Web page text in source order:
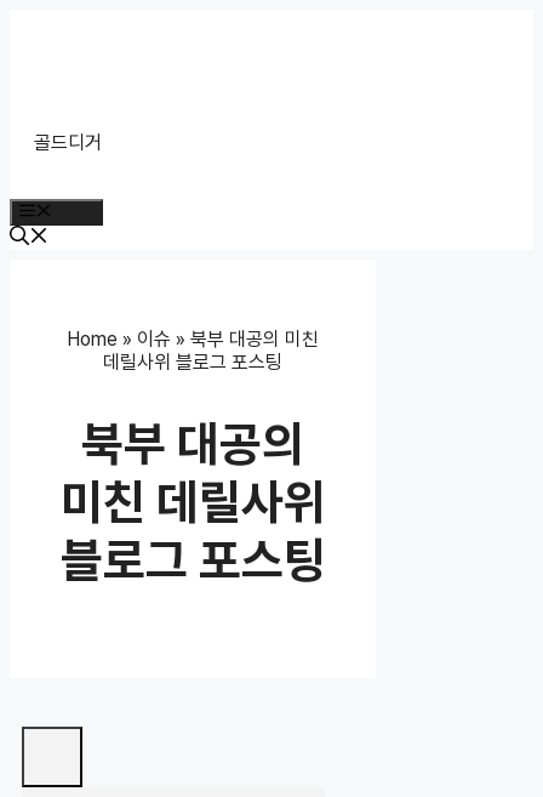
골드디거
Home » 이슈 »북부 대공의 미친
데릴사위 블로그 포스팅
북부 대공의
미친 데릴사위
블로그 포스팅